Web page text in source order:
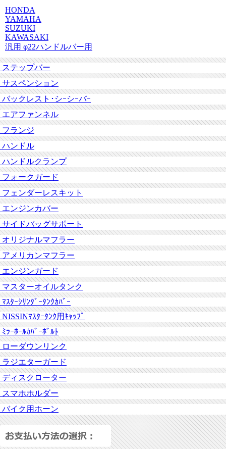
HONDA
YAMAHA
SUZUKI
KAWASAKI
汎用 φ22ハンドルバー用
ステップバー
サスペンション
バックレスト･シｰシｰバｰ
エアファンネル
フランジ
ハンドル
ハンドルクランプ
フォークガード
フェンダーレスキット
エンジンカバー
サイドバッグサポート
オリジナルマフラー
アメリカンマフラー
エンジンガード
マスターオイルタンク
ﾏｽﾀｰｼﾘﾝﾀﾞｰﾀﾝｸｶﾊﾞｰ
NISSINﾏｽﾀｰﾀﾝｸ用ｷｬｯﾌﾟ
ﾐﾗｰﾎｰﾙｶﾊﾞｰﾎﾞﾙﾄ
ローダウンリンク
ラジエターガード
ディスクローター
スマホホルダー
バイク用ホーン